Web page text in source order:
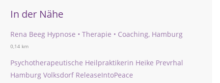
In der Nähe
Rena Beeg Hypnose • Therapie • Coaching, Hamburg
0,14 km
Psychotherapeutische Heilpraktikerin Heike Prevrhal
Hamburg Volksdorf ReleaseIntoPeace